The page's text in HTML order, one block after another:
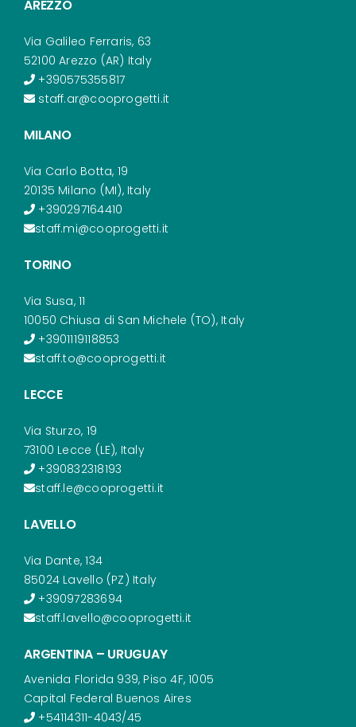
AREZZO
Via Galileo Ferraris, 63
52100 Arezzo (AR) Italy
+390575355817
staff.ar@cooprogetti.it
MILANO
Via Carlo Botta, 19
20135 Milano (MI), Italy
+390297164410
staff.mi@cooprogetti.it
TORINO
Via Susa, 11
10050 Chiusa di San Michele (TO), Italy
+3901119118853
staff.to@cooprogetti.it
LECCE
Via Sturzo, 19
73100 Lecce (LE), Italy
+390832318193
staff.le@cooprogetti.it
LAVELLO
Via Dante, 134
85024 Lavello (PZ) Italy
+39097283694
staff.lavello@cooprogetti.it
ARGENTINA – URUGUAY
Avenida Florida 939, Piso 4F, 1005
Capital Federal Buenos Aires
+54114311-4043/45